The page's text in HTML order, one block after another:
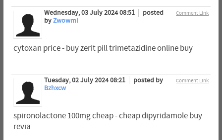
Comment Link
Wednesday, 03 July 2024 08:51
posted
byZwowmi
cytoxan price - buy zerit pill trimetazidine online buy
Comment Link
Tuesday, 02 July 2024 08:21
posted by
Bzhxcw
spironolactone 100mg cheap - cheap dipyridamole buy
revia